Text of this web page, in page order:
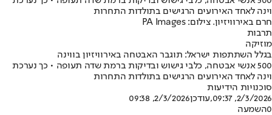
וינה לאחד האירועים הרגישים בתולדות התחרות
חרם באירוויזיון. צילום: PA Images
תרבות
מוזיקה
בגלל השתתפות ישראל: תוגבר האבטחה באירוויזיון בווינה
500 אנשי אבטחה, כלבי גישוש ובדיקות ברמת שדה תעופה • כך נערכת
וינה לאחד האירועים הרגישים בתולדות התחרות
סוכנויות הידיעות
2/3/2026, 09:37
,עודכן2/3/2026, 09:38
0השמעה